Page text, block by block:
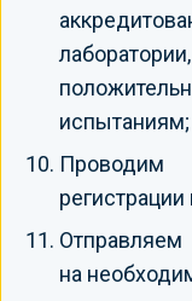
испытаниям;
Проводим
на